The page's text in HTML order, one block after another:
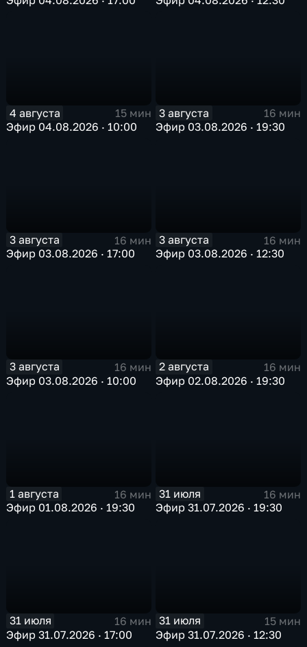
4 августа
15 мин
Эфир 04.08.2026 · 10:00
3 августа
16 мин
Эфир 03.08.2026 · 19:30
3 августа
16 мин
Эфир 03.08.2026 · 17:00
3 августа
16 мин
Эфир 03.08.2026 · 12:30
3 августа
16 мин
Эфир 03.08.2026 · 10:00
2 августа
16 мин
Эфир 02.08.2026 · 19:30
1 августа
16 мин
Эфир 01.08.2026 · 19:30
31 июля
16 мин
Эфир 31.07.2026 · 19:30
31 июля
16 мин
Эфир 31.07.2026 · 17:00
31 июля
15 мин
Эфир 31.07.2026 · 12:30